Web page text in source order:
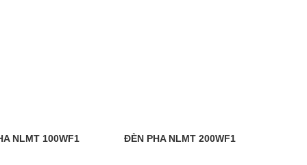
NLMT 100WF1 ĐÈN PHA NLMT 200WF1